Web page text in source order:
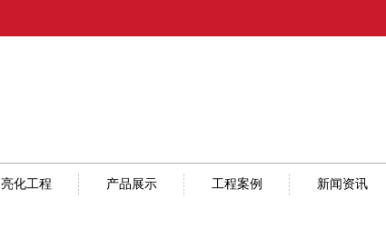
亮化工程 产品展示 工程案例 新闻资讯